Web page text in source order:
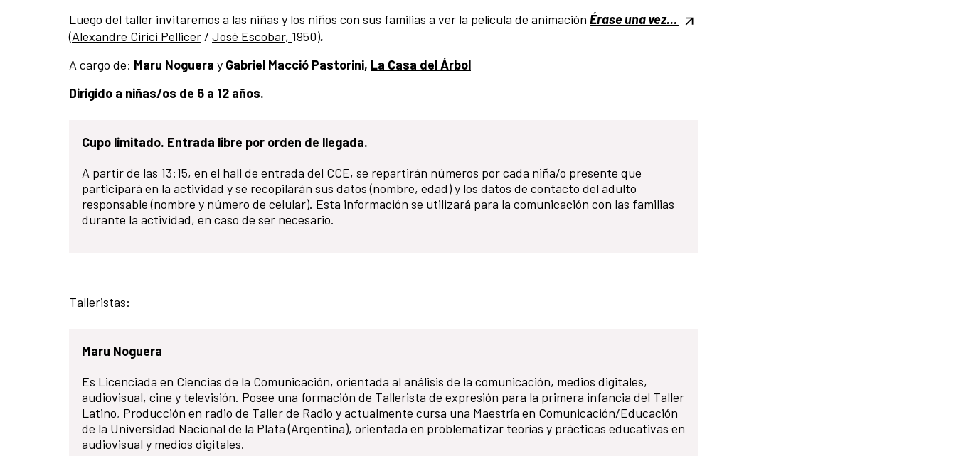
Luego del taller invitaremos a las niñas y los niños con sus familias a ver la película de animación Érase una vez…
(Alexandre Cirici Pellicer / José Escobar, 1950).
A cargo de: Maru Noguera y Gabriel Macció Pastorini, La Casa del Árbol
Dirigido a niñas/os de 6 a 12 años.
Cupo limitado. Entrada libre por orden de llegada.
A partir de las 13:15, en el hall de entrada del CCE, se repartirán números por cada niña/o presente que
participará en la actividad y se recopilarán sus datos (nombre, edad) y los datos de contacto del adulto
responsable (nombre y número de celular). Esta información se utilizará para la comunicación con las familias
durante la actividad, en caso de ser necesario.
Talleristas:
Maru Noguera
Es Licenciada en Ciencias de la Comunicación, orientada al análisis de la comunicación, medios digitales,
audiovisual, cine y televisión. Posee una formación de Tallerista de expresión para la primera infancia del Taller
Latino, Producción en radio de Taller de Radio y actualmente cursa una Maestría en Comunicación/Educación
de la Universidad Nacional de la Plata (Argentina), orientada en problematizar teorías y prácticas educativas en
audiovisual y medios digitales.